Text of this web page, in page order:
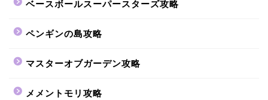
ベースボールスーパースターズ攻略
ペンギンの島攻略
マスターオブガーデン攻略
メメントモリ攻略